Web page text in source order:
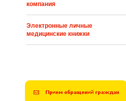
компания
Электронные личные
медицинские книжки